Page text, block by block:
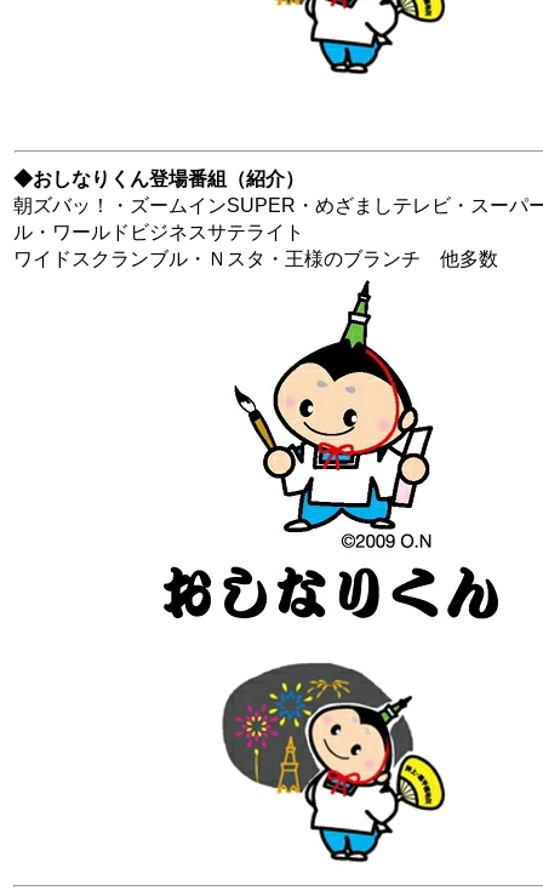
◆おしなりくん登場番組（紹介）
朝ズバッ！・ズームインSUPER・めざましテレビ・スーパ
ル・ワールドビジネスサテライト
ワイドスクランブル・Ｎスタ・王様のブランチ 他多数